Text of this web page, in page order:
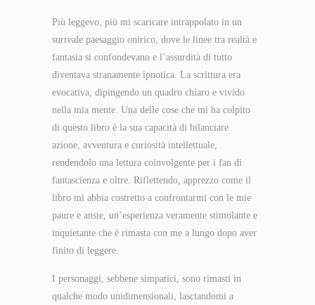
Più leggevo, più mi scaricare intrappolato in un
surreale paesaggio onirico, dove le linee tra realtà e
fantasia si confondevano e l’assurdità di tutto
diventava stranamente ipnotica. La scrittura era
evocativa, dipingendo un quadro chiaro e vivido
nella mia mente. Una delle cose che mi ha colpito
di questo libro è la sua capacità di bilanciare
azione, avventura e curiosità intellettuale,
rendendolo una lettura coinvolgente per i fan di
fantascienza e oltre. Riflettendo, apprezzo come il
libro mi abbia costretto a confrontarmi con le mie
paure e ansie, un’esperienza veramente stimolante e
inquietante che è rimasta con me a lungo dopo aver
finito di leggere.
I personaggi, sebbene simpatici, sono rimasti in
qualche modo unidimensionali, lasciandomi a